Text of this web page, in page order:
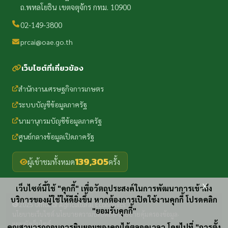
ถ.พหลโยธิน เขตจตุจักร กทม. 10900
02-149-3800
prcai@oae.go.th
เว็บไซต์ที่เกี่ยวข้อง
สำนักงานเศรษฐกิจการเกษตร
ระบบบัญชีข้อมูลภาครัฐ
นามานุกรมบัญชีข้อมูลภาครัฐ
ศูนย์กลางข้อมูลเปิดภาครัฐ
ผู้เข้าชมทั้งหมด139,305ครั้ง
2025 Office of Agricultural Economics
นโยบายความปลอดภัย·นโยบายคุ้มครองข้อมูล
แผนผังเว็บไซต์
เว็บไซต์นี้ใช้ "คุกกี้" เพื่อวัตถุประสงค์ในการพัฒนาการเข้าถึง
บริการของผู้ใช้ให้ดียิ่งขึ้น หากต้องการเปิดใช้งานคุกกี้ โปรดคลิก
"ยอมรับคุกกี้"
x